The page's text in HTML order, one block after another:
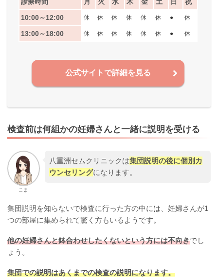
診療時間 月 火 水 木 金 土 日 祝
10:00～12:00 休 休 休 休 休 休 ● 休
13:00～18:00 休 休 休 休 休 休 ● 休
公式サイトで詳細を見る
検査前は何組かの妊婦さんと一緒に説明を受ける
こま
八重洲セムクリニックは集団説明の後に個別カ
ウンセリングになります。
集団説明を知らないで検査に行った方の中には、妊婦さんが1
つの部屋に集められて驚く方もいるようです。
他の妊婦さんと鉢合わせしたくないという方には不向きでし
ょう。
集団での説明はあくまでの検査の説明になります。